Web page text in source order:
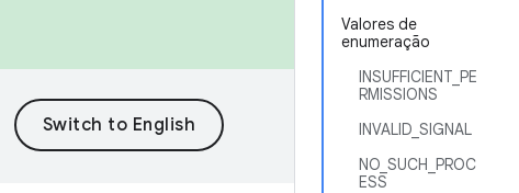
Valores de
enumeração
INSUFFICIENT_PE
RMISSIONS
INVALID_SIGNAL
NO_SUCH_PROC
ESS